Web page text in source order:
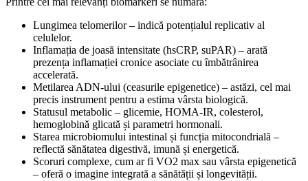
Lungimea telomerilor – indică potențialul replicativ al
celulelor.
Inflamația de joasă intensitate (hsCRP, suPAR) – arată
prezența inflamației cronice asociate cu îmbătrânirea
accelerată.
Metilarea ADN-ului (ceasurile epigenetice) – astăzi, cel mai
precis instrument pentru a estima vârsta biologică.
Statusul metabolic – glicemie, HOMA-IR, colesterol,
hemoglobină glicată și parametri hormonali.
Starea microbiomului intestinal și funcția mitocondrială –
reflectă sănătatea digestivă, imună și energetică.
Scoruri complexe, cum ar fi VO2 max sau vârsta epigenetică
– oferă o imagine integrată a sănătății și longevității.